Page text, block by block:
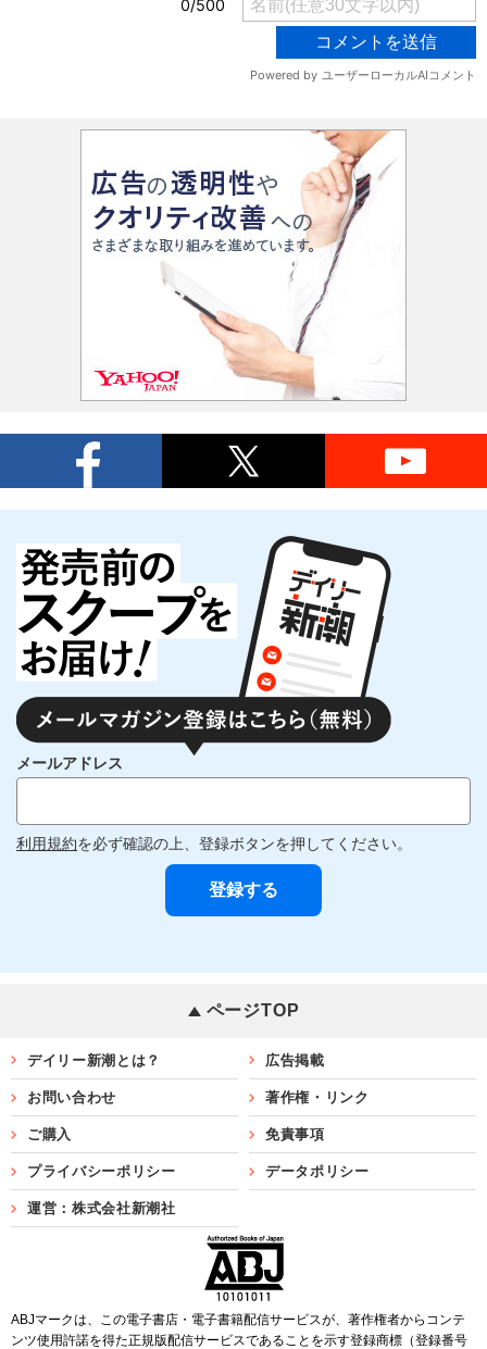
メールアドレス
利用規約を必ず確認の上、登録ボタンを押してください。
ページTOP
デイリー新潮とは？ 広告掲載
お問い合わせ 著作権・リンク
ご購入 免責事項
プライバシーポリシー データポリシー
運営：株式会社新潮社
ABJマークは、この電子書店・電子書籍配信サービスが、著作権者からコンテ
ンツ使用許諾を得た正規版配信サービスであることを示す登録商標（登録番号